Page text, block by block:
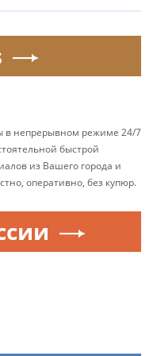
в непрерывном режиме 24/7
быстрой
из Вашего города и
оперативно, без купюр.